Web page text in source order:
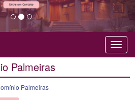
Palmeiras
Palmeiras